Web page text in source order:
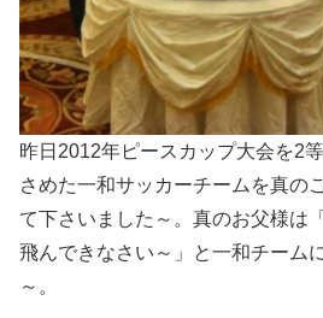
昨日2012年ピースカップ大会を2
さめた一和サッカーチームを真の
て下さいました～。真のお父様は
飛んできなさい～」と一和チーム
～。